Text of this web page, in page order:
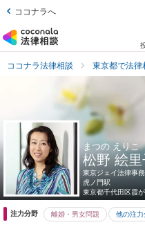
ココナラへ
ココナラ法律相談 東京都で法律
まつの えりこ
松野 絵里
東京ジェイ法律事
虎ノ門駅
東京都千代田区霞
注力分野 離婚・男女問題 他の注